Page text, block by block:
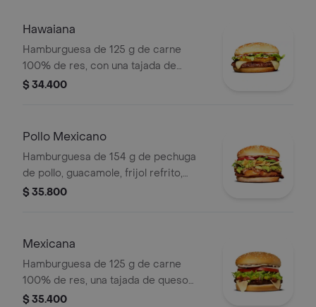
Hawaiana
Hamburguesa de 125 g de carne
100% de res, con una tajada de
queso tipo mozzarella, piña, lechuga,
$ 34.400
Pollo Mexicano
Hamburguesa de 154 g de pechuga
de pollo, guacamole, frijol refrito,
tortillas de maíz, tomate, lechuga y
$ 35.800
Mexicana
Hamburguesa de 125 g de carne
100% de res, una tajada de queso
tipo mozzarella, guacamole, fríjol
$ 35.400